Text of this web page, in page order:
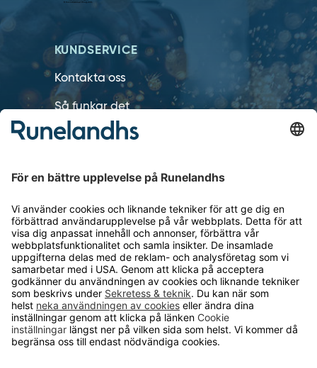
KUNDSERVICE
Kontakta oss
Så funkar det
Försäljningsvillkor
Cookie inställningar
OM RUNELANDHS
Om Runelandhs
Köpvillkor